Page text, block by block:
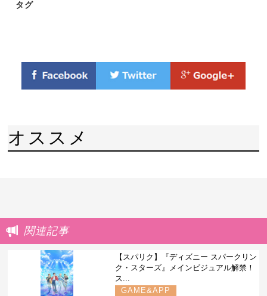
タグ
オススメ
関連記事
【スパリク】『ディズニー スパークリン
ク・スターズ』メインビジュアル解禁！
ス...
GAME&APP